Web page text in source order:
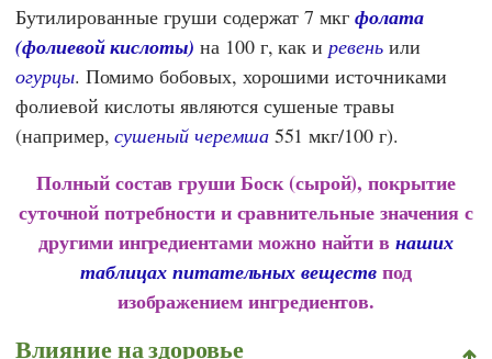
Бутилированные груши содержат 7 мкгфолата
(фолиевой кислоты) на 100 г, как и ревеньили
огурцы. Помимо бобовых, хорошими источниками
фолиевой кислоты являются сушеные травы
(например,сушеный черемша551 мкг/100 г).
Полный состав груши Боск(сырой), покрытие
суточной потребности и сравнительные значения с
другими ингредиентами можно найти внаших
таблицах питательных веществпод
изображением ингредиентов.
Влияние на здоровье